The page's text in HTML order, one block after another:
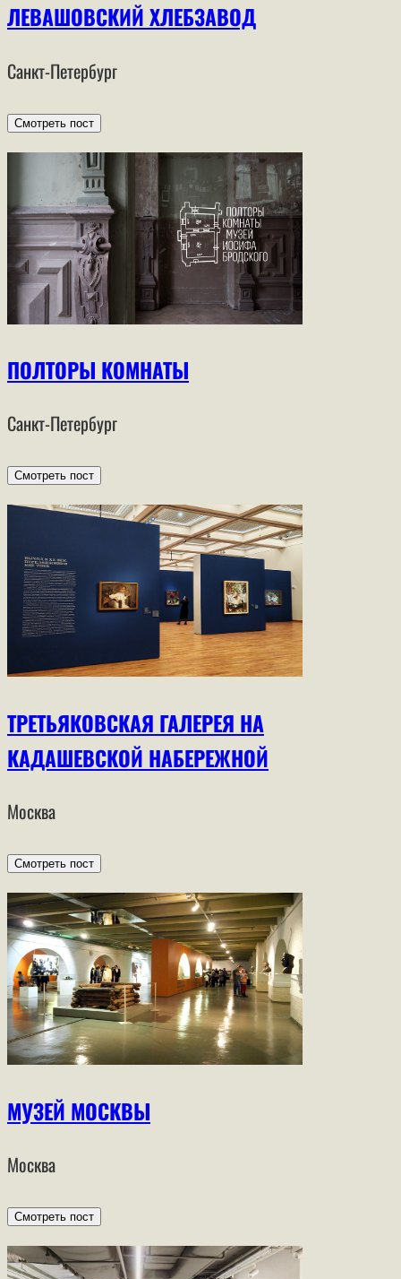
ЛЕВАШОВСКИЙ ХЛЕБЗАВОД
Санкт-Петербург
Смотреть пост
ПОЛТОРЫ КОМНАТЫ
Санкт-Петербург
Смотреть пост
ТРЕТЬЯКОВСКАЯ ГАЛЕРЕЯ НА
КАДАШЕВСКОЙ НАБЕРЕЖНОЙ
Москва
Смотреть пост
МУЗЕЙ МОСКВЫ
Москва
Смотреть пост